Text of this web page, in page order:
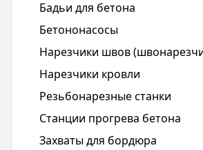
Бадьи для бетона
Бетононасосы
Нарезчики швов
Нарезчики кровли
Резьбонарезные станки
Станции прогрева бетона
Захваты для бордюра